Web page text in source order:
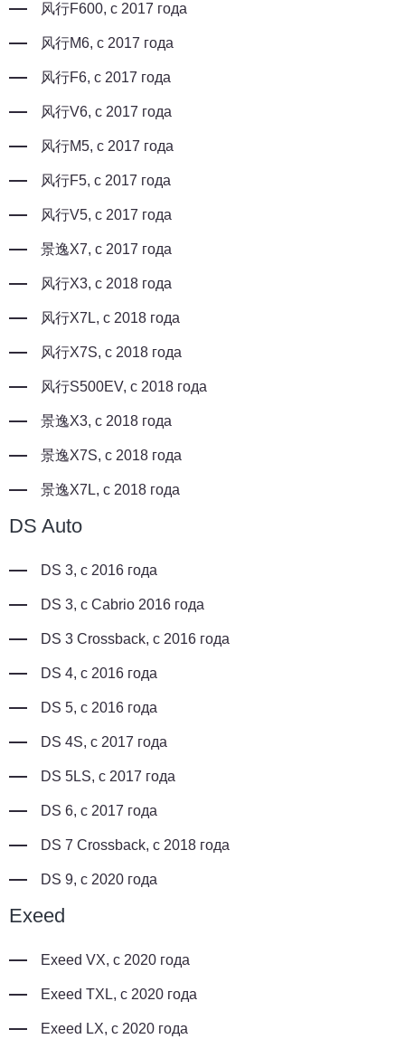
风行F600, с 2017 года
风行M6, с 2017 года
风行F6, с 2017 года
风行V6, с 2017 года
风行M5, с 2017 года
风行F5, с 2017 года
风行V5, с 2017 года
景逸X7, с 2017 года
风行X3, с 2018 года
风行X7L, с 2018 года
风行X7S, с 2018 года
风行S500EV, с 2018 года
景逸X3, с 2018 года
景逸X7S, с 2018 года
景逸X7L, с 2018 года
DS Auto
DS 3, с 2016 года
DS 3, с Cabrio 2016 года
DS 3 Crossback, с 2016 года
DS 4, с 2016 года
DS 5, с 2016 года
DS 4S, с 2017 года
DS 5LS, с 2017 года
DS 6, с 2017 года
DS 7 Crossback, с 2018 года
DS 9, с 2020 года
Exeed
Exeed VX, с 2020 года
Exeed TXL, с 2020 года
Exeed LX, с 2020 года